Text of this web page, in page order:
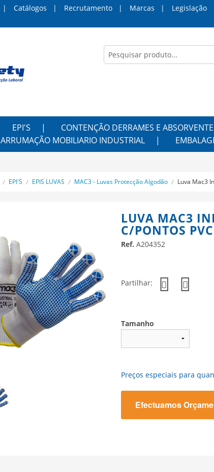
Catálogos Recrutamento Marcas Legislação
EPI'S CONTENÇÃO DERRAMES E
ARRUMAÇÃO MOBILIARIO INDUSTRIAL
EPI'S EPIS LUVAS MAC3 - Luvas Protecção Algodão Luva Mac3
LUVA MAC3
C/PONTOS
Ref. A204352
Partilhar:
Tamanho
Preços especiais para
Efectuamos